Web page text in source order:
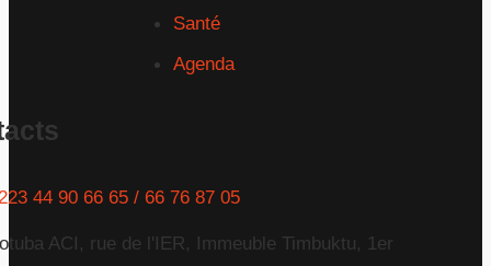
Santé
Agenda
44 90 66 65 / 66 76 87 05
ACI, rue de l'IER, Immeuble Timbuktu, 1er